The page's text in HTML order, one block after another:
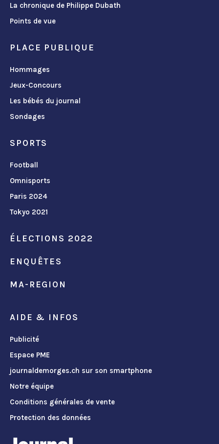
La chronique de Philippe Dubath
Points de vue
PLACE PUBLIQUE
Hommages
Jeux-Concours
Les bébés du journal
Sondages
SPORTS
Football
Omnisports
Paris 2024
Tokyo 2021
ÉLECTIONS 2022
ENQUÊTES
MA-REGION
AIDE & INFOS
Publicité
Espace PME
journaldemorges.ch sur son smartphone
Notre équipe
Conditions générales de vente
Protection des données